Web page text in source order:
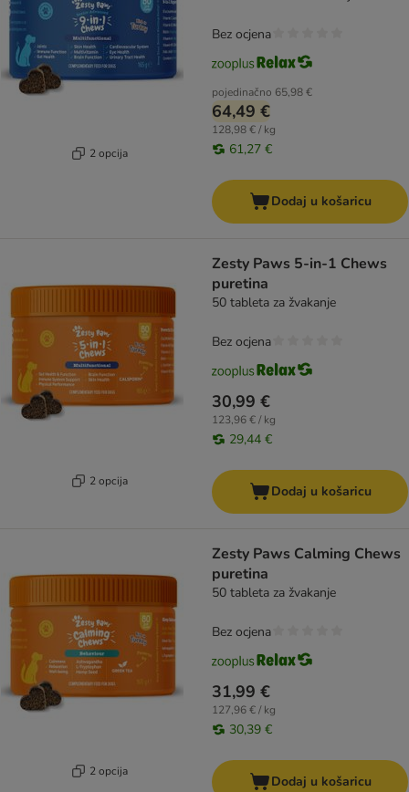
2 opcija
pojedinačno 65,98 €
64,49 €
128,98 € / kg
61,27 €
Bez ocjena
Dodaj u košaricu
2 opcija
Zesty Paws 5-in-1 Chews
puretina
50 tableta za žvakanje
30,99 €
123,96 € / kg
29,44 €
Bez ocjena
Dodaj u košaricu
2 opcija
Zesty Paws Calming Chews
puretina
50 tableta za žvakanje
31,99 €
127,96 € / kg
30,39 €
Bez ocjena
Dodaj u košaricu